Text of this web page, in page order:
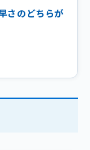
さのどちらが